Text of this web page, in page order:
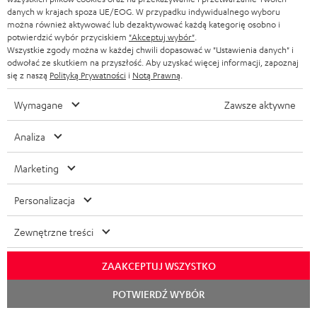
22.01.2026
Więcej
Więcej
danych w krajach spoza UE/EOG. W przypadku indywidualnego wyboru
można również aktywować lub dezaktywować każdą kategorię osobno i
potwierdzić wybór przyciskiem "Akceptuj wybór"
Wszystkie zgody można w każdej chwili dopasować w "Ustawienia danych" i
odwołać ze skutkiem na przyszłość. Aby uzyskać więcej informacji, zapoznaj
się z naszą Polityką Prywatności i Notą Prawną
Wymagane Zawsze aktywne
Analiza
Marketing
Personalizacja
Zewnętrzne treści
ZAAKCEPTUJ WSZYSTKO
POTWIERDŹ WYBÓR